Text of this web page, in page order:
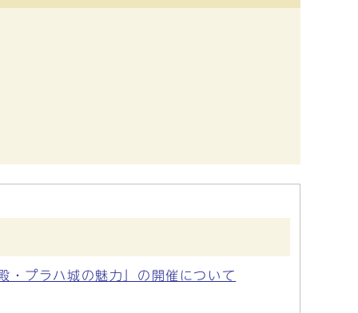
・プラハ城の魅力」の開催について